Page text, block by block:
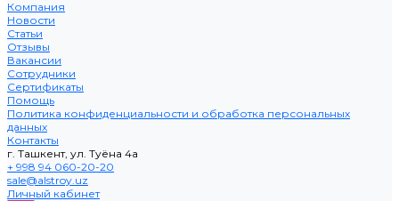
Компания
Новости
Статьи
Отзывы
Вакансии
Сотрудники
Сертификаты
Помощь
Политика конфиденциальности и обработка персональных
данных
Контакты
г. Ташкент, ул. Туёна 4а
+ 998 94 060-20-20
sale@alstroy.uz
Личный кабинет